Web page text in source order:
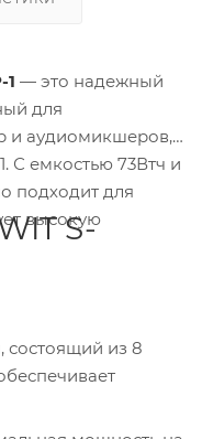
1 — это надежный
для
и аудиомикшеров,
С емкостью 73Втч и
подходит для
высокую
S-
состоящий из 8